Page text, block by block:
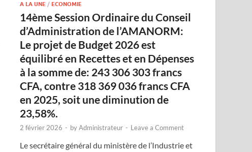
A LA UNE /ECONOMIE
14ème Session Ordinaire du Conseil
d’Administration de l’AMANORM:
Le projet de Budget 2026 est
équilibré en Recettes et en Dépenses
à la somme de: 243 306 303 francs
CFA, contre 318 369 036 francs CFA
en 2025, soit une diminution de
23,58%.
2 février 2026 - byAdministrateur - Leave a Comment
Le secrétaire général du ministère de l’Industrie et